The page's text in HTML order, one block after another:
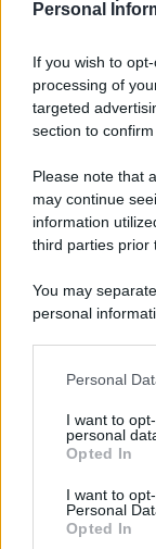
Personal
If you wish to
processing of
targeted
section to confirm
Please note that
may continue
information
third parties prior
You may
personal
This information
disclose it to
Please note that
services and
not limited to
grant or deny
Personal
I want to
personal
Opted In
I want to
Personal
Opted In
LEGGI
Categorie
Dizionario
Dizionario
Dizionario dei
Dizionario
Dizionario dei